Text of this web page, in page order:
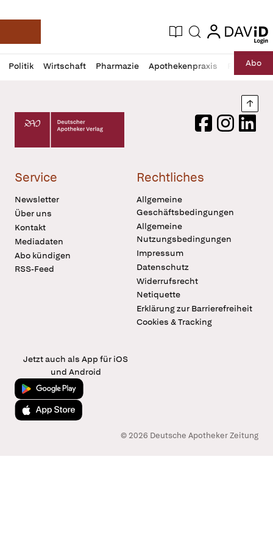
Deutsche Apotheker Zeitung
Aktuelle Ausgabe
Suche login
login
Politik Wirtschaft Pharmazie Apothekenpraxis RechtAbo
Profil
öffnen
Daz
Pur
Deutscher Apotheker Verlag Logo
FacebookInstagram
Service
Newsletter
Über uns
Kontakt
Mediadaten
Abo kündigen
RSS-Feed
Rechtliches
Allgemeine
Geschäftsbedingungen
Allgemeine
Nutzungsbedingungen
Impressum
Datenschutz
Widerrufsrecht
Netiquette
Erklärung zur Barrierefreiheit
Cookies & Tracking
Jetzt auch als App für iOS
und Android
Jetzt bei Google Play
Laden im App Store
© 2026 Deutsche Apotheker Zeitung